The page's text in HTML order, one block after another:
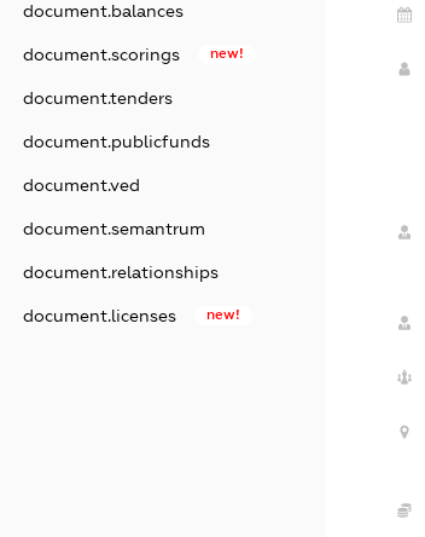
document.balances
document.scorings new!
document.tenders
document.publicfunds
document.ved
document.semantrum
document.relationships
document.licenses new!